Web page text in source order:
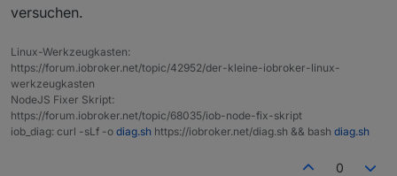
npm ERR!
npm ERR! syscall access
npm ERR! path /node_modules/iobroker.js-
npm ERR! errno -13
npm ERR! Error: EACCES: permission
npm ERR!  [Error: EACCES: permission
versuchen.
Linux-Werkzeugkasten:
https://forum.iobroker.net/topic/42952/der-kleine-iobroker-linux-
werkzeugkasten
NodeJS Fixer Skript:
https://forum.iobroker.net/topic/68035/iob-node-fix-skript
iob_diag: curl -sLf -o diag.sh https://iobroker.net/diag.sh && bash diag.sh
0